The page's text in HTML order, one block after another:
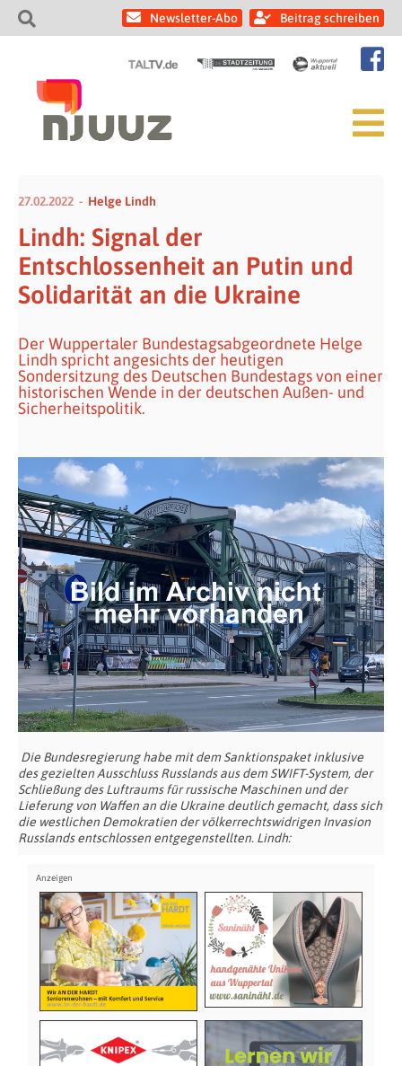
Newsletter-Abo Beitrag schreiben
27.02.2022 Helge Lindh
Lindh: Signal der
Entschlossenheit an Putin und
Solidarität an die Ukraine
Der Wuppertaler Bundestagsabgeordnete Helge
Lindh spricht angesichts der heutigen
Sondersitzung des Deutschen Bundestags von einer
historischen Wende in der deutschen Außen- und
Sicherheitspolitik.
Die Bundesregierung habe mit dem Sanktionspaket inklusive
des gezielten Ausschluss Russlands aus dem SWIFT-System, der
Schließung des Luftraums für russische Maschinen und der
Lieferung von Waffen an die Ukraine deutlich gemacht, dass sich
die westlichen Demokratien der völkerrechtswidrigen Invasion
Russlands entschlossen entgegenstellten. Lindh: